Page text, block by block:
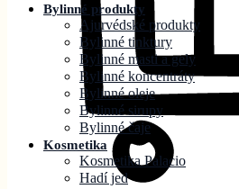
Bylinné produkty
Ajurvédské produkty
Bylinné tinktury
Bylinné masti a gely
Bylinné koncentráty
Bylinné oleje
Bylinné sirupy
Bylinné čaje
Kosmetika
Kosmetika Palacio
Hadí jed